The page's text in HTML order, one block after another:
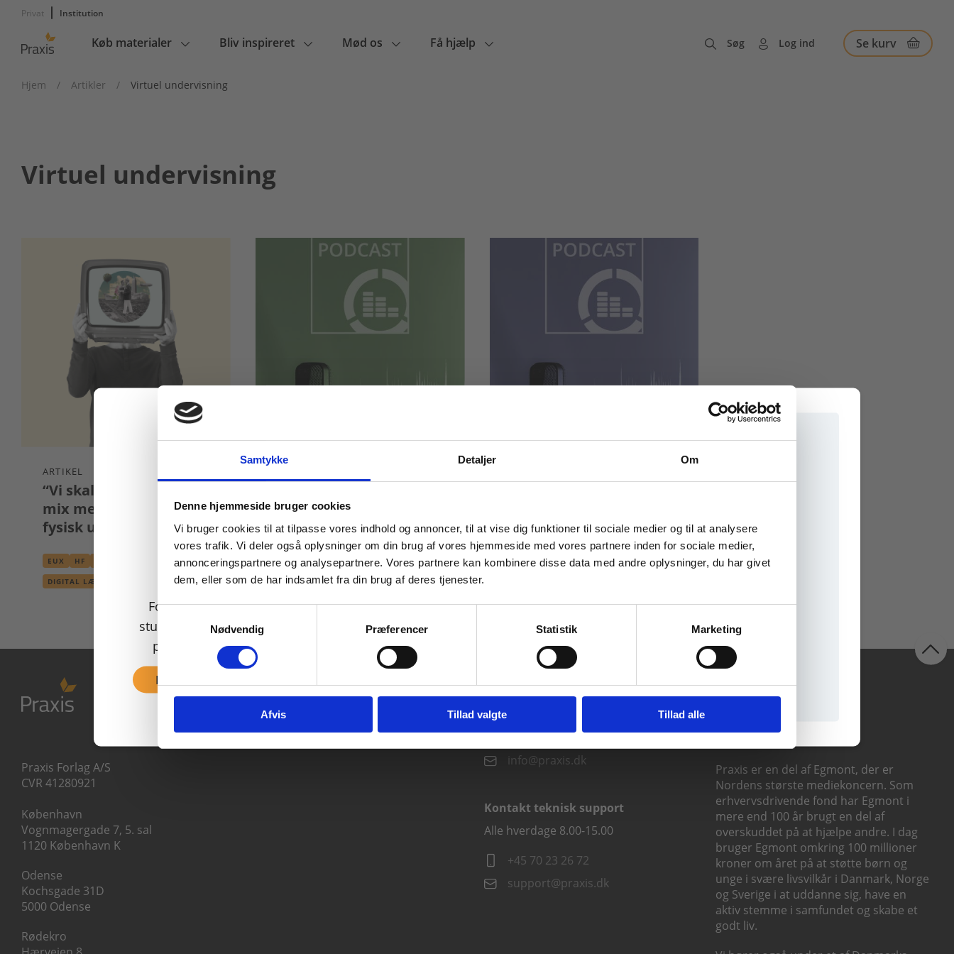
Samtykke Detaljer Om
Denne hjemmeside bruger cookies
Vi bruger cookies til at tilpasse vores indhold og annoncer, til at vise dig funktioner til sociale medier og til at analysere
vores trafik. Vi deler også oplysninger om din brug af vores hjemmeside med vores partnere inden for sociale medier,
annonceringspartnere og analysepartnere. Vores partnere kan kombinere disse data med andre oplysninger, du har givet
dem, eller som de har indsamlet fra din brug af deres tjenester.
Samtykkevalg
Nødvendig
Præferencer Statistik Marketing
Afvis Tillad valgte Tillad alle
Privat Institution
Main
Køb materialer Bliv inspireret Mød os Få hjælp Søg Log ind Se kurv
Hjem / Artikler / Virtuel undervisning
Virtuel undervisning
ARTIKEL
“Vi skal finde det gode
mix mellem digital og
fysisk undervisning"
EUX HF
DIGITAL LÆRING
digital undervisning?
EUX HF HHX HTX STX
DIGITAL LÆRING
PODCAST
VIRTUEL UNDERVISNING
EUX HF STX
DIDAKTIK
PODCAST
VIRTUEL UNDERVISNING
Praxis Forlag A/S
CVR 41280921
København
Vognmagergade 7, 5. sal
1120 København K
Odense
Kochsgade 31D
5000 Odense
Rødekro
Kontakt kundeservice
Alle hverdage kl. 10.00-15.00
+45 70 23 85 87
info@praxis.dk
Kontakt teknisk support
Alle hverdage 8.00-15.00
+45 70 23 26 72
support@praxis.dk
Følg os
Praxis er en del af Egmont, der er
Nordens største mediekoncern. Som
erhvervsdrivende fond har Egmont i
mere end 100 år brugt en del af
overskuddet på at hjælpe andre. I dag
bruger Egmont omkring 100 millioner
kroner om året på at støtte børn og
unge i svære livsvilkår i Danmark, Norge
og Sverige i at uddanne sig, have en
aktiv stemme i samfundet og skabe et
godt liv.
Køb læremidler og find masterclasses mm.
For privatkunder og
studerende. Du får vist
priser inkl. moms.
Fortsæt som privat
For institutioner og
virksomheder. Du får
vist priser ekskl. moms.
Tilgå dine onlinematerialer